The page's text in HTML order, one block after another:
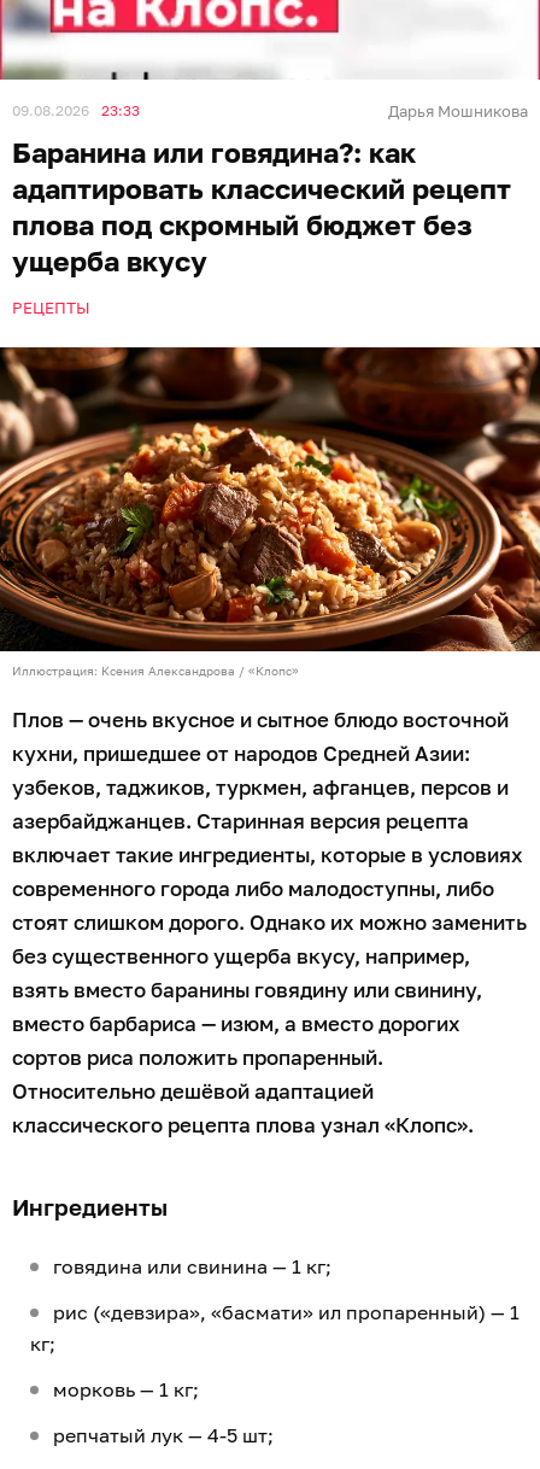
09.08.2026 23:33 Дарья Мошникова
Баранина или говядина?: как
адаптировать классический рецепт
плова под скромный бюджет без
ущерба вкусу
РЕЦЕПТЫ
Иллюстрация: Ксения Александрова / «Клопс»
Плов — очень вкусное и сытное блюдо восточной
кухни, пришедшее от народов Средней Азии:
узбеков, таджиков, туркмен, афганцев, персов и
азербайджанцев. Старинная версия рецепта
включает такие ингредиенты, которые в условиях
современного города либо малодоступны, либо
стоят слишком дорого. Однако их можно заменить
без существенного ущерба вкусу, например,
взять вместо баранины говядину или свинину,
вместо барбариса — изюм, а вместо дорогих
сортов риса положить пропаренный.
Относительно дешёвой адаптацией
классического рецепта плова узнал «Клопс».
Ингредиенты
говядина или свинина — 1 кг;
рис («девзира», «басмати» ил пропаренный) — 1
кг;
морковь — 1 кг;
репчатый лук — 4-5 шт;